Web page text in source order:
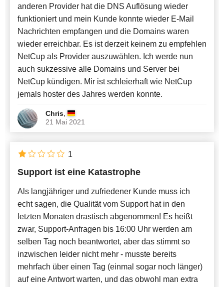
anderen Provider hat die DNS Auflösung wieder
funktioniert und mein Kunde konnte wieder E-Mail
Nachrichten empfangen und die Domains waren
wieder erreichbar. Es ist derzeit keinem zu empfehlen
NetCup als Provider auszuwählen. Ich werde nun
auch sukzessive alle Domains und Server bei
NetCup kündigen. Mir ist schleierhaft wie NetCup
jemals hoster des Jahres werden konnte.
Chris,
21 Mai 2021
Support ist eine Katastrophe
Als langjähriger und zufriedener Kunde muss ich
echt sagen, die Qualität vom Support hat in den
letzten Monaten drastisch abgenommen! Es heißt
zwar, Support-Anfragen bis 16:00 Uhr werden am
selben Tag noch beantwortet, aber das stimmt so
inzwischen leider nicht mehr - musste bereits
mehrfach über einen Tag (einmal sogar noch länger)
auf eine Antwort warten, und das obwohl man extra
1